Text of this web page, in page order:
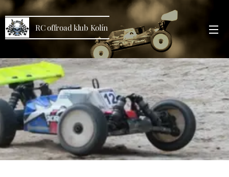
RC offroad klub Kolín